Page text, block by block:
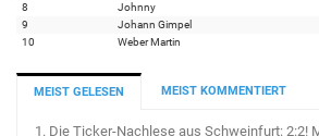
8
Johnny
9
Johann Gimpel
10
Weber Martin
MEIST GELESEN MEIST KOMMENTIERT
1. Die Ticker-Nachlese aus Schweinfurt: 2:2!